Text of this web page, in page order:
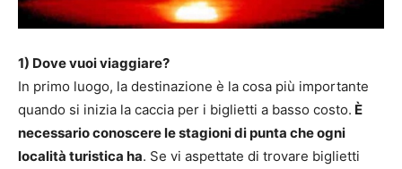
1) Dove vuoi viaggiare?
In primo luogo, la destinazione è la cosa più importante
quando si inizia la caccia per i biglietti a basso costo. È
necessario conoscere le stagioni di punta che ogni
località turistica ha. Se vi aspettate di trovare biglietti